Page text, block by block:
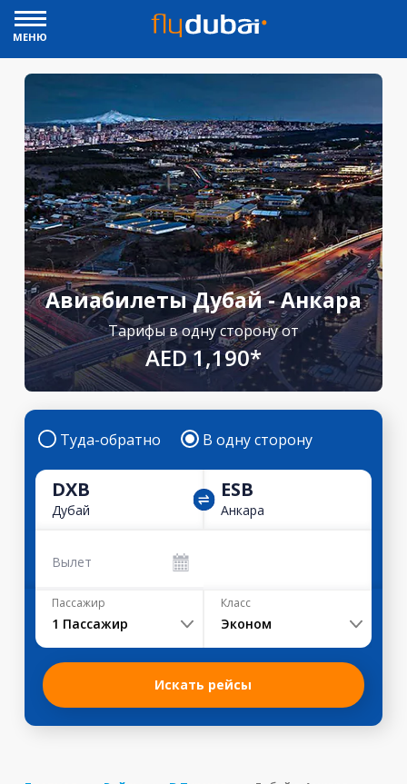
МЕНЮ
Авиабилеты Дубай - Анкара
Тарифы в одну сторону от
AED 1,190*
Туда-обратно В одну сторону
DXB
Дубай
ESB
Анкара
Вылет
Пассажир
1 Пассажир
Класс
Эконом
Искать рейсы